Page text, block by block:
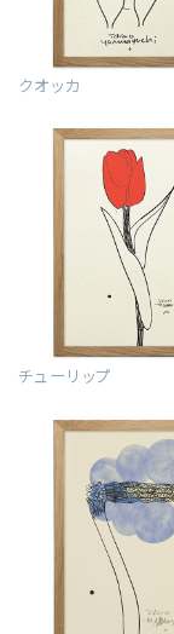
クオッカ
チューリップ